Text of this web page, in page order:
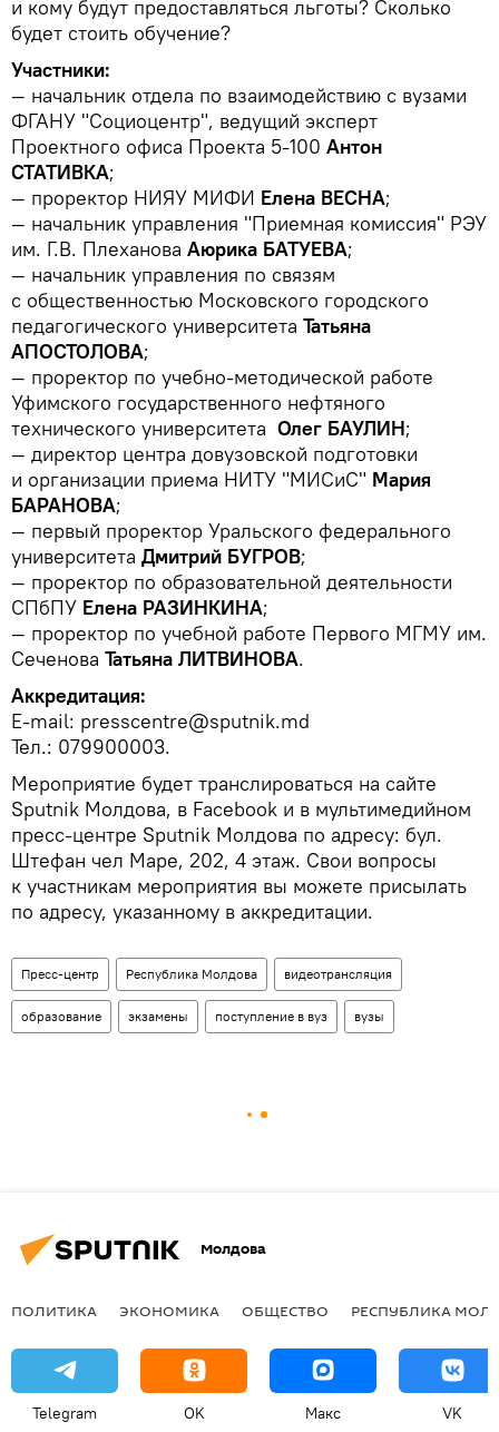
и кому будут предоставляться льготы? Сколько
будет стоить обучение?
Участники:
— начальник отдела по взаимодействию с вузами
ФГАНУ "Социоцентр", ведущий эксперт
Проектного офиса Проекта 5-100 Антон
СТАТИВКА;
— проректор НИЯУ МИФИ Елена ВЕСНА;
— начальник управления "Приемная комиссия" РЭУ
им. Г.В. Плеханова Аюрика БАТУЕВА;
— начальник управления по связям
с общественностью Московского городского
педагогического университета Татьяна
АПОСТОЛОВА;
— проректор по учебно-методической работе
Уфимского государственного нефтяного
технического университета Олег БАУЛИН;
— директор центра довузовской подготовки
и организации приема НИТУ "МИСиС" Мария
БАРАНОВА;
— первый проректор Уральского федерального
университета Дмитрий БУГРОВ;
— проректор по образовательной деятельности
СПбПУ Елена РАЗИНКИНА;
— проректор по учебной работе Первого МГМУ им.
Сеченова Татьяна ЛИТВИНОВА.
Аккредитация:
E-mail: presscentre@sputnik.md
Тел.: 079900003.
Мероприятие будет транслироваться на сайте
Sputnik Молдова, в Facebook и в мультимедийном
пресс-центре Sputnik Молдова по адресу: бул.
Штефан чел Маре, 202, 4 этаж. Свои вопросы
к участникам мероприятия вы можете присылать
по адресу, указанному в аккредитации.
Пресс-центр Республика Молдова видеотрансляция
образование экзамены поступление в вуз вузы
Молдова
ПОЛИТИКА ЭКОНОМИКА ОБЩЕСТВО РЕСПУБЛИКА
Telegram OK Макс VK